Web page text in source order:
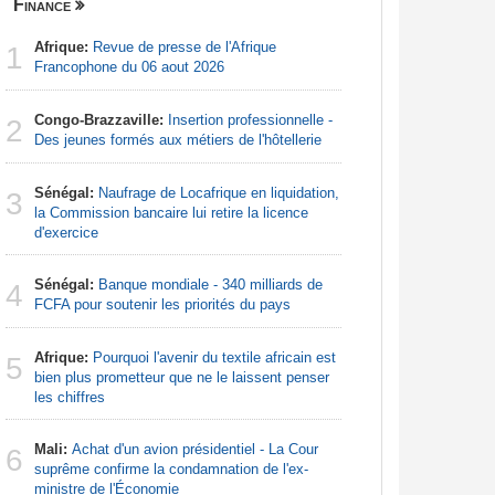
Finance
1 Afrique: Revue de presse de l'Afrique
Francophone du 06 aout 2026
2 Congo-Brazzaville: Insertion professionnelle -
Des jeunes formés aux métiers de l'hôtellerie
3 Sénégal: Naufrage de Locafrique en liquidation,
la Commission bancaire lui retire la licence
d'exercice
4 Sénégal: Banque mondiale - 340 milliards de
FCFA pour soutenir les priorités du pays
5 Afrique: Pourquoi l'avenir du textile africain est
bien plus prometteur que ne le laissent penser
les chiffres
6 Mali: Achat d'un avion présidentiel - La Cour
suprême confirme la condamnation de l'ex-
ministre de l'Économie